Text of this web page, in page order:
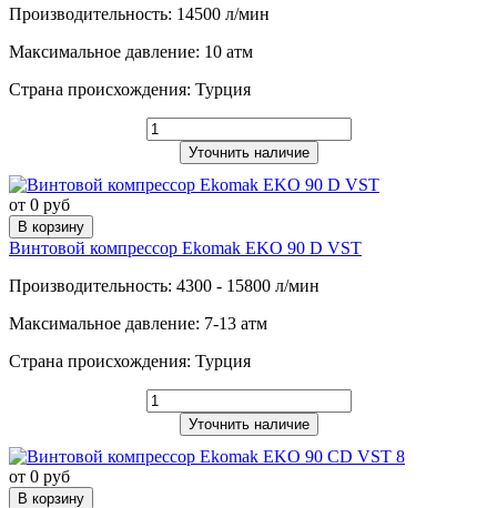
Производительность: 14500 л/мин
Максимальное давление: 10 атм
Страна происхождения: Турция
Уточнить наличие
от 0 руб
В корзину
Винтовой компрессор Ekomak EKO 90 D VST
Производительность: 4300 - 15800 л/мин
Максимальное давление: 7-13 атм
Страна происхождения: Турция
Уточнить наличие
от 0 руб
В корзину